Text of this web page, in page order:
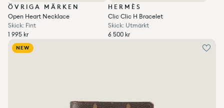
ÖVRIGA MÄRKEN
Open Heart Necklace
Skick: Fint
Ordinarie pris
1 995 kr
Ordinarie pris
Reapris
1 995 kr
HERMÈS
Clic Clic H Bracelet
Skick: Utmärkt
Ordinarie pris
6 500 kr
NEW